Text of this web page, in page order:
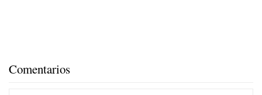
Comentarios